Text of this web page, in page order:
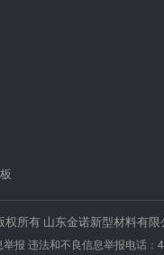
所有 山东金诺新型材料有限
举报 违法和不良信息举报电话